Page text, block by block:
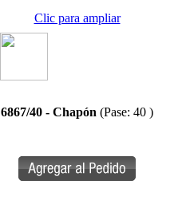
Clic para ampliar
6867/40 - Chapón (Pase: 40 )